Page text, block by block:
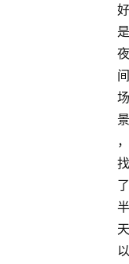
好
是
夜
间
场
景
，
找
了
半
天
以